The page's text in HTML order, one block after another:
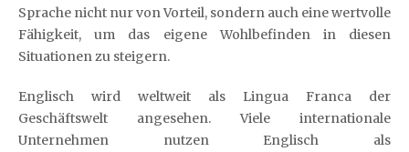
Sprache nicht nur von Vorteil, sondern auch eine wertvolle
Fähigkeit, um das eigene Wohlbefinden in diesen
Situationen zu steigern.
Englisch wird weltweit als Lingua Franca der
Geschäftswelt angesehen. Viele internationale
Unternehmen nutzen Englisch als